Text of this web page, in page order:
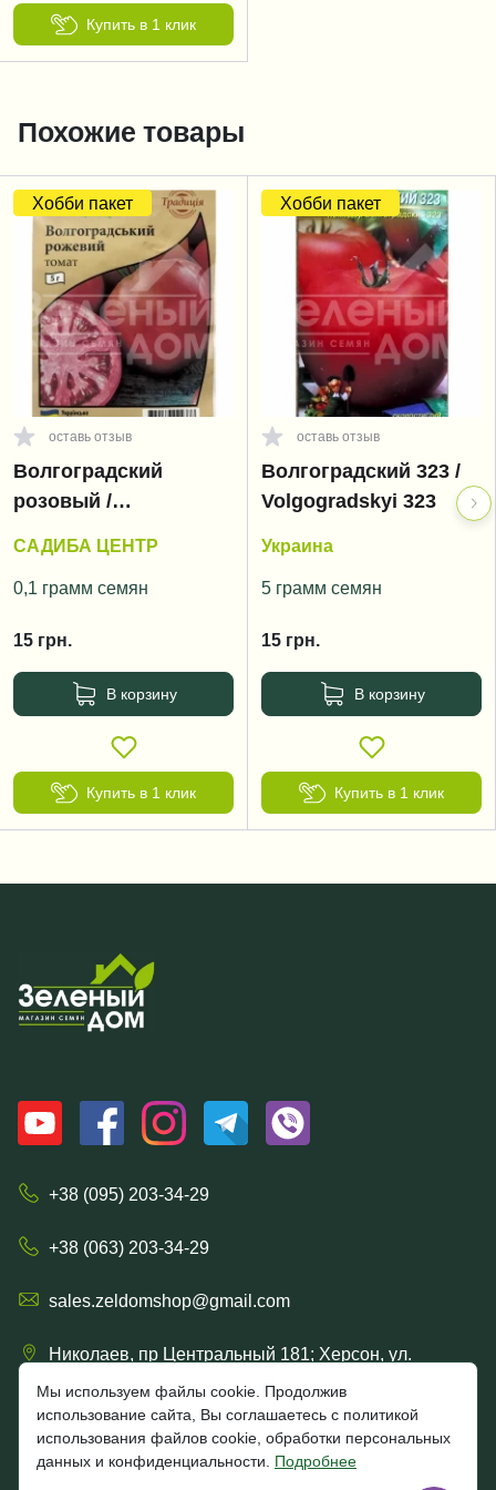
Купить в 1 клик
Похожие товары
Хобби пакет
оставь отзыв
Волгоградский
розовый /
САДИБА ЦЕНТР
0,1 грамм семян
15 грн.
В корзину
Купить в 1 клик
Хобби пакет
оставь отзыв
Волгоградский 323 /
Volgogradskyi 323
Украина
5 грамм семян
15 грн.
В корзину
Купить в 1 клик
+38 (095) 203-34-29
+38 (063) 203-34-29
sales.zeldomshop@gmail.com
Николаев, пр Центральный 181; Херсон, ул.
4.7★★★★★
★★★★★
Мы используем файлы cookie. Продолжив
использование сайта, Вы соглашаетесь с политикой
использования файлов cookie, обработки персональных
данных и конфиденциальности.
Подробнее